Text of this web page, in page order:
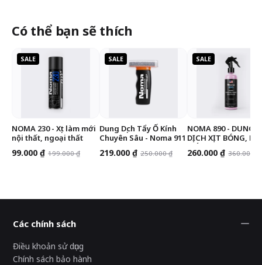
Có thể bạn sẽ thích
SALE
NOMA 230 - Xịt làm mới
nội thất, ngoại thất
99.000 ₫ 199.000 ₫
SALE
Dung Dịch Tẩy Ố Kính
Chuyên Sâu - Noma 911
219.000 ₫ 250.000 ₫
SALE
NOMA 890 - DUNG
DỊCH XỊT BÓNG, LÀM
MỚI SƠN XE
260.000 ₫ 360.000 ₫
Các chính sách
Điều khoản sử dụng
Chính sách bảo hành